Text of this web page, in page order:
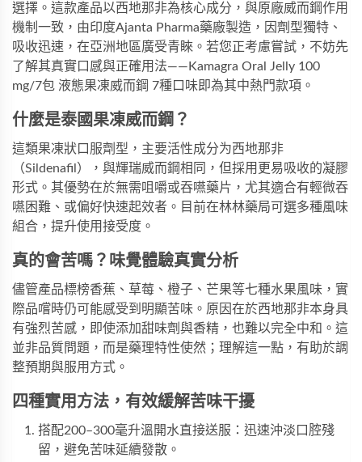
選擇。這款產品以西地那非為核心成分，與原廠威而鋼作用
機制一致，由印度Ajanta Pharma藥廠製造，因劑型獨特、
吸收迅速，在亞洲地區廣受青睞。若您正考慮嘗試，不妨先
了解其真實口感與正確用法——Kamagra Oral Jelly 100
mg/7包 液態果凍威而鋼 7種口味即為其中熱門款項。
什麼是泰國果凍威而鋼？
這類果凍狀口服劑型，主要活性成分为西地那非
（Sildenafil），與輝瑞威而鋼相同，但採用更易吸收的凝膠
形式。其優勢在於無需咀嚼或吞嚥藥片，尤其適合有輕微吞
嚥困難、或偏好快速起效者。目前在林林藥局可選多種風味
組合，提升使用接受度。
真的會苦嗎？味覺體驗真實分析
儘管產品標榜香蕉、草莓、橙子、芒果等七種水果風味，實
際品嚐時仍可能感受到明顯苦味。原因在於西地那非本身具
有強烈苦感，即使添加甜味劑與香精，也難以完全中和。這
並非品質問題，而是藥理特性使然；理解這一點，有助於調
整預期與服用方式。
四種實用方法，有效緩解苦味干擾
搭配200–300毫升溫開水直接送服：迅速沖淡口腔殘
留，避免苦味延續發散。